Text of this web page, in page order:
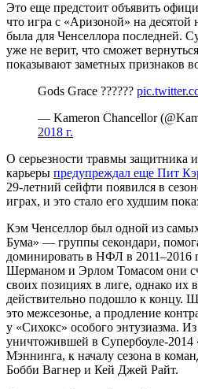
Это еще предстоит объявить
что игра с «Аризоной» на десятой
была для Ченселлора последней.
уже не верит, что сможет
показывают заметных признаков
Gods Grace ??????
— Kameron Chancellor
2018 г.
О серьезности травмы защитника
карьеры предупреждал еще Пит
29-летний сейфти появился в
играх, и это стало его худшим
Кэм Ченселлор был одной из
Бума» — группы секондари,
доминировать в НФЛ в 2011–2016
Шерманом и Эрлом Томасом они
своих позициях в лиге, однако их
действительно подошло к концу.
это межсезонье, а продление
у «Сихокс» особого энтузиазма.
уничтожившей в Супербоуле-2014
Мэннинга, к началу сезона в
Бобби Вагнер и Кей Джей Райт.